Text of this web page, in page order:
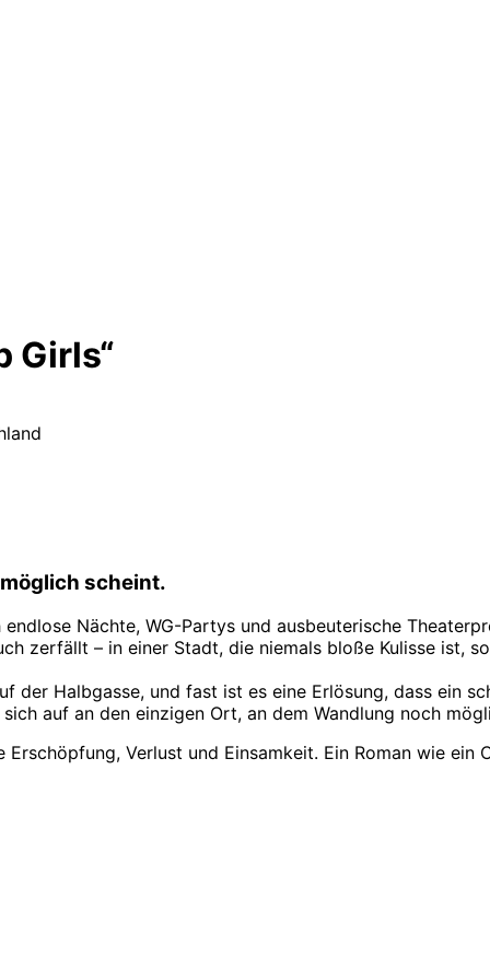
Girls“
scheint.
Nächte, WG-Partys und ausbeuterische
zerfällt – in einer Stadt, die niemals bloße Kulisse ist,
Halbgasse, und fast ist es eine Erlösung, dass ein
auf an den einzigen Ort, an dem Wandlung noch
Verlust und Einsamkeit. Ein Roman wie